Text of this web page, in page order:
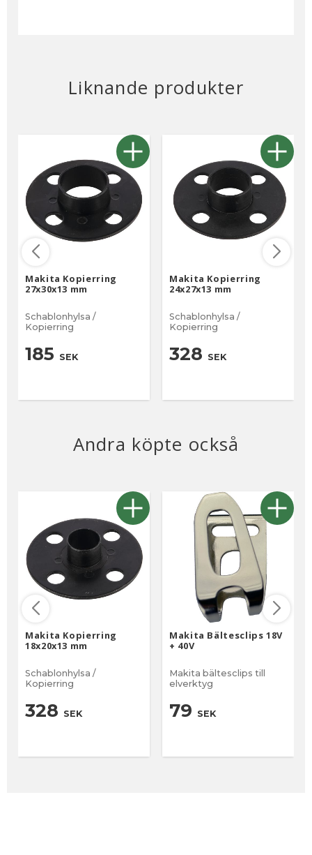
Liknande produkter
Makita Kopierring
27x30x13 mm
Schablonhylsa /
Kopierring
185 SEK
Makita Kopierring
24x27x13 mm
Schablonhylsa /
Kopierring
328 SEK
Andra köpte också
Makita Kopierring
18x20x13 mm
Schablonhylsa /
Kopierring
328 SEK
Makita Bältesclips 18V
+ 40V
Makita bältesclips till
elverktyg
79 SEK